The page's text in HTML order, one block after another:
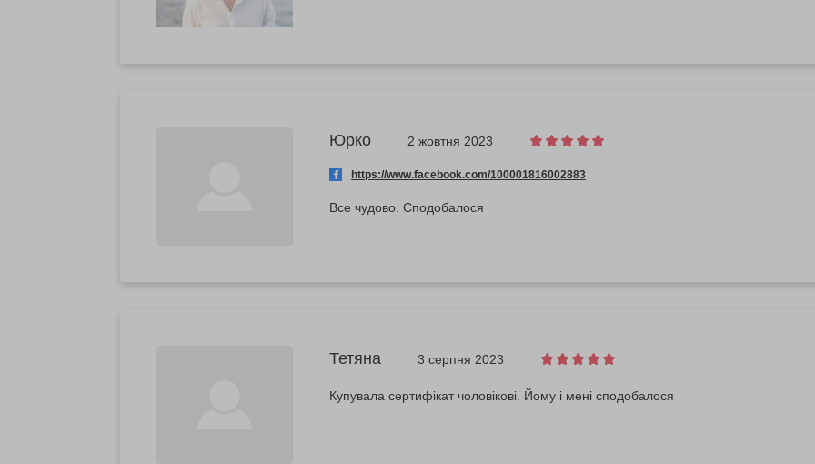
Юрко 2 жовтня 2023
https://www.facebook.com/100001816002883
Все чудово. Сподобалося
Тетяна 3 серпня 2023
Купувала сертифікат чоловікові. Йому і мені сподобалося